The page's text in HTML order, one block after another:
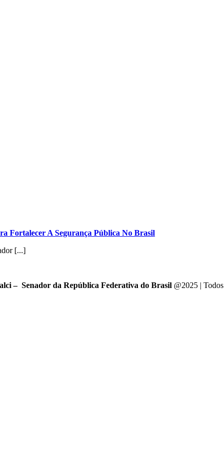
Fortalecer A Segurança Pública No Brasil
[...]
– Senador da República Federativa do Brasil@2025 | Todos